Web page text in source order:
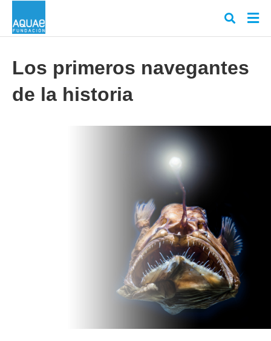
y
Los primeros navegantes
de la historia